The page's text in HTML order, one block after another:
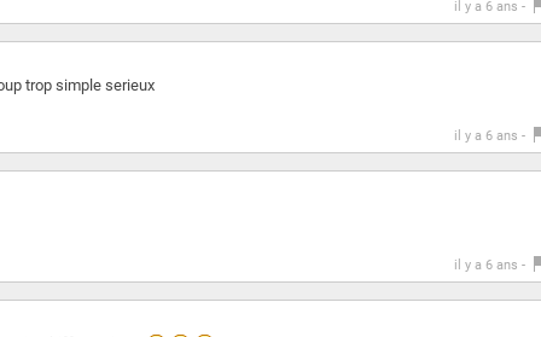
il y a 6 ans -
trop simple serieux
il y a 6 ans -
il y a 6 ans -